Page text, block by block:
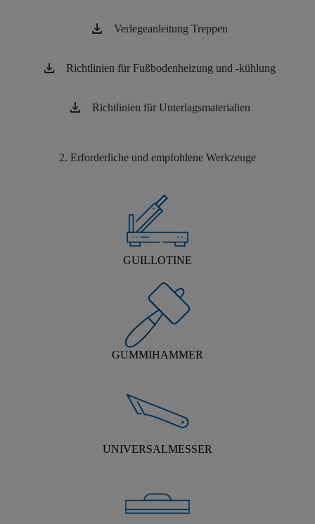
Download Verlegeanleitung Treppen
Download Richtlinien für Fußbodenheizung und -kühlung
Download Richtlinien für Unterlagsmaterialien
2. Erforderliche und empfohlene Werkzeuge
GUILLOTINE
GUMMIHAMMER
UNIVERSALMESSER